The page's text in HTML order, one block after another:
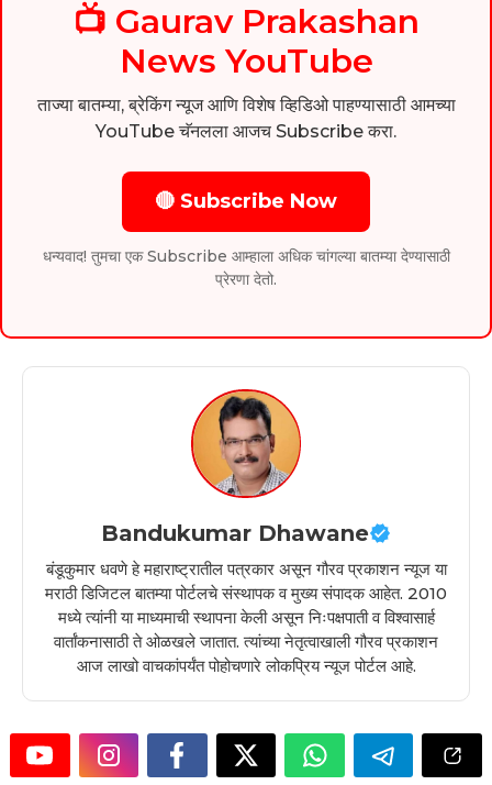
📺 Gaurav Prakashan
News YouTube
ताज्या बातम्या, ब्रेकिंग न्यूज आणि विशेष व्हिडिओ पाहण्यासाठी आमच्या
YouTube चॅनलला आजच Subscribe करा.
🔴 Subscribe Now
धन्यवाद! तुमचा एक Subscribe आम्हाला अधिक चांगल्या बातम्या देण्यासाठी
प्रेरणा देतो.
Bandukumar Dhawane
बंडूकुमार धवणे हे महाराष्ट्रातील पत्रकार असून गौरव प्रकाशन न्यूज या
मराठी डिजिटल बातम्या पोर्टलचे संस्थापक व मुख्य संपादक आहेत. 2010
मध्ये त्यांनी या माध्यमाची स्थापना केली असून निःपक्षपाती व विश्वासार्ह
वार्तांकनासाठी ते ओळखले जातात. त्यांच्या नेतृत्वाखाली गौरव प्रकाशन
आज लाखो वाचकांपर्यंत पोहोचणारे लोकप्रिय न्यूज पोर्टल आहे.